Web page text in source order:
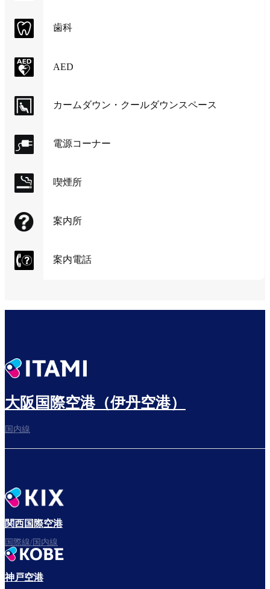
歯科
AED
カームダウン・クールダウンスペース
電源コーナー
喫煙所
案内所
案内電話
大阪国際空港（伊丹空港）
国内線
関西国際空港
国際線/国内線
神戸空港